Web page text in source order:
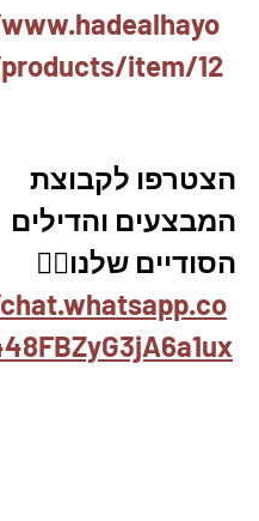
item/12
הצטרפו לקבוצת
המבצעים והדילים
הסודיים שלנו👇🏼